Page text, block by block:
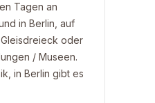
Tagen an
in Berlin, auf
Gleisdreieck oder
/ Museen.
in Berlin gibt es